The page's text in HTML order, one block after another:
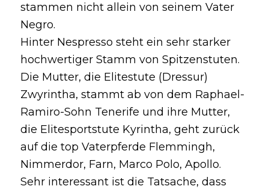
stammen nicht allein von seinem Vater
Negro.
Hinter Nespresso steht ein sehr starker
hochwertiger Stamm von Spitzenstuten.
Die Mutter, die Elitestute (Dressur)
Zwyrintha, stammt ab von dem Raphael-
Ramiro-Sohn Tenerife und ihre Mutter,
die Elitesportstute Kyrintha, geht zurück
auf die top Vaterpferde Flemmingh,
Nimmerdor, Farn, Marco Polo, Apollo.
Sehr interessant ist die Tatsache, dass